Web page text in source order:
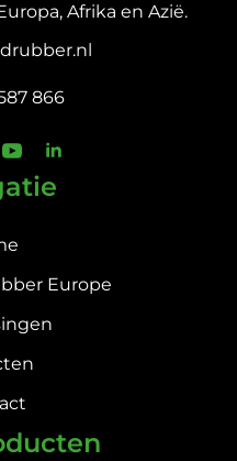
Afrika en Azië.
866
Europe